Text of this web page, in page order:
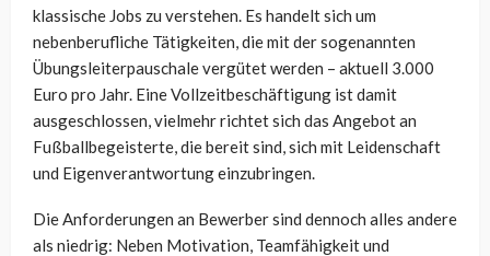
klassische Jobs zu verstehen. Es handelt sich um
nebenberufliche Tätigkeiten, die mit der sogenannten
Übungsleiterpauschale vergütet werden – aktuell 3.000
Euro pro Jahr. Eine Vollzeitbeschäftigung ist damit
ausgeschlossen, vielmehr richtet sich das Angebot an
Fußballbegeisterte, die bereit sind, sich mit Leidenschaft
und Eigenverantwortung einzubringen.
Die Anforderungen an Bewerber sind dennoch alles andere
als niedrig: Neben Motivation, Teamfähigkeit und